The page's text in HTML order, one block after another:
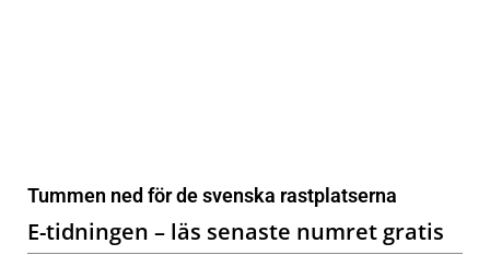
Tummen ned för de svenska rastplatserna
E-tidningen – läs senaste numret gratis